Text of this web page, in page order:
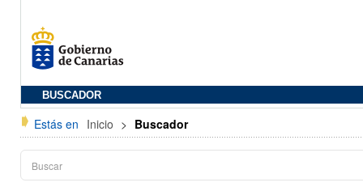
BUSCADOR
Estás en Inicio > Buscador